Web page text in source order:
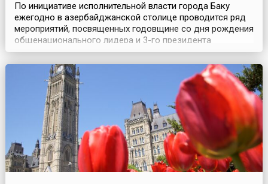
По инициативе исполнительной власти города Баку
ежегодно в азербайджанской столице проводится ряд
мероприятий, посвященных годовщине со дня рождения
общенационального лидера и 3-го президента
Азербайджана Гейдара Алиева (10 мая 1923 — 12
декабря 2003).Одним из основных и самых ярких
событий называют Праздник цветов (азерб. Gül
bayramı), который стал проводиться ежегодно с 2000
года, еще при жи...